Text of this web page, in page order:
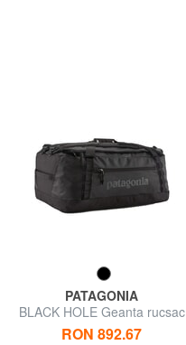
PATAGONIA
BLACK HOLE Geanta rucsac
de voiaj de 55 l
RON 892.67